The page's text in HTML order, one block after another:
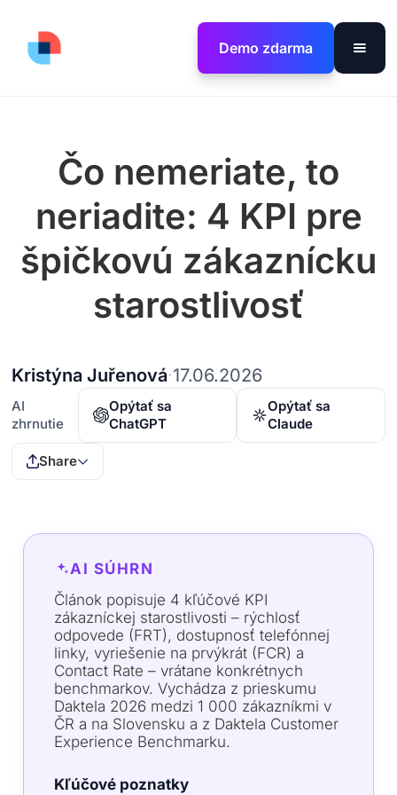
Demo zdarma
Čo nemeriate, to
neriadite: 4 KPI pre
špičkovú zákaznícku
starostlivosť
Kristýna Juřenová·17.06.2026
AI
zhrnutie
Opýtať sa
ChatGPT
Opýtať sa
Claude
Share
AI SÚHRN
Článok popisuje 4 kľúčové KPI
zákazníckej starostlivosti – rýchlosť
odpovede (FRT), dostupnosť telefónnej
linky, vyriešenie na prvýkrát (FCR) a
Contact Rate – vrátane konkrétnych
benchmarkov. Vychádza z prieskumu
Daktela 2026 medzi 1 000 zákazníkmi v
ČR a na Slovensku a z Daktela Customer
Experience Benchmarku.
Kľúčové poznatky